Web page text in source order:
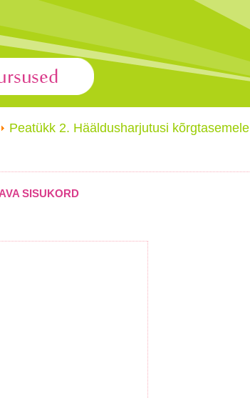
Peatükk 2. Hääldusharjutusi kõrgtasemele
AVA SISUKORD